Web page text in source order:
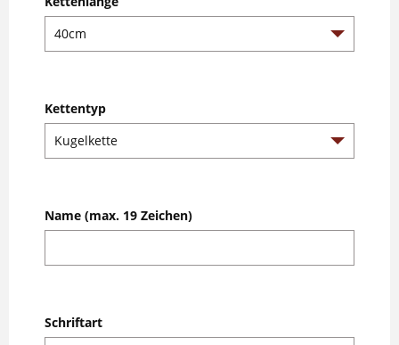
Kettentyp
Name (max. 19 Zeichen)
Schriftart